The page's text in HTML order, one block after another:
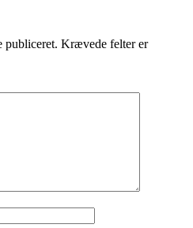
publiceret. Krævede felter er